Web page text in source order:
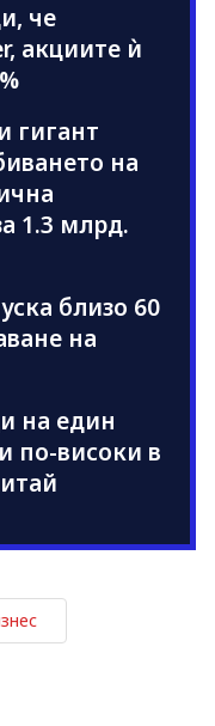
че
акциите ѝ
гигант
на
1.3 млрд.
близо 60
на
на един
по-високи в